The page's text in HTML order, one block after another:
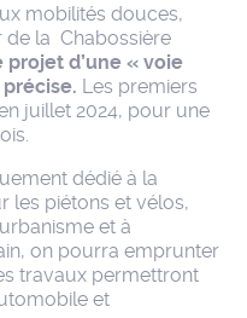
mobilités douces,
de la Chabossière
projet d’une « voie
Les premiers
juillet 2024, pour une
dédié à la
les piétons et vélos,
et à
on pourra emprunter
travaux permettront
et